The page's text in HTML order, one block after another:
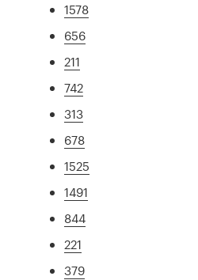
1578
656
211
742
313
678
1525
1491
844
221
379